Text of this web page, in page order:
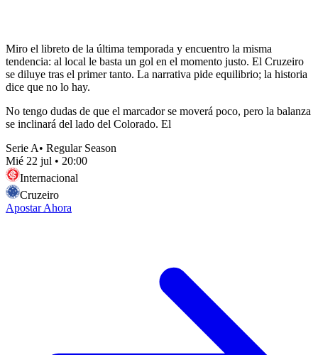
Miro el libreto de la última temporada y encuentro la misma
tendencia: al local le basta un gol en el momento justo. El Cruzeiro
se diluye tras el primer tanto. La narrativa pide equilibrio; la historia
dice que no lo hay.
No tengo dudas de que el marcador se moverá poco, pero la balanza
se inclinará del lado del Colorado. El
Serie A• Regular Season
Mié 22 jul • 20:00
Internacional
Cruzeiro
Apostar Ahora